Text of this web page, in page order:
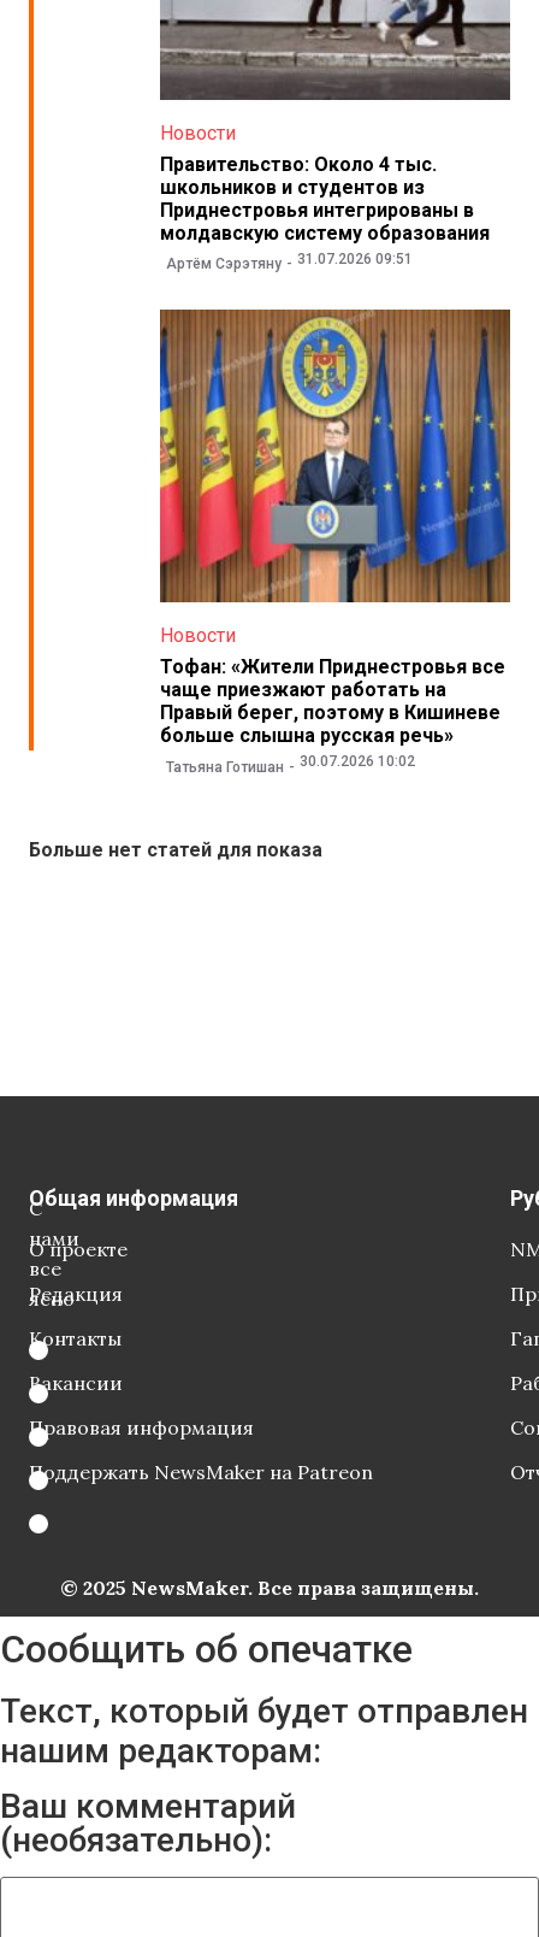
Новости
Правительство: Около 4 тыс.
школьников и студентов из
Приднестровья интегрированы в
молдавскую систему образования
Артём Сэрэтяну 31.07.2026 09:51
Новости
Тофан: «Жители Приднестровья все
чаще приезжают работать на
Правый берег, поэтому в Кишиневе
больше слышна русская речь»
Татьяна Готишан 30.07.2026 10:02
Больше нет статей для показа
С
нами
все
ясно
Общая информация
О проекте
Редакция
Контакты
Вакансии
Правовая информация
Поддержать NewsMaker на Patreon
© 2025 NewsMaker. Все права защищены.
Сообщить об опечатке
Текст, который будет отправлен
нашим редакторам:
Ваш комментарий
(необязательно):